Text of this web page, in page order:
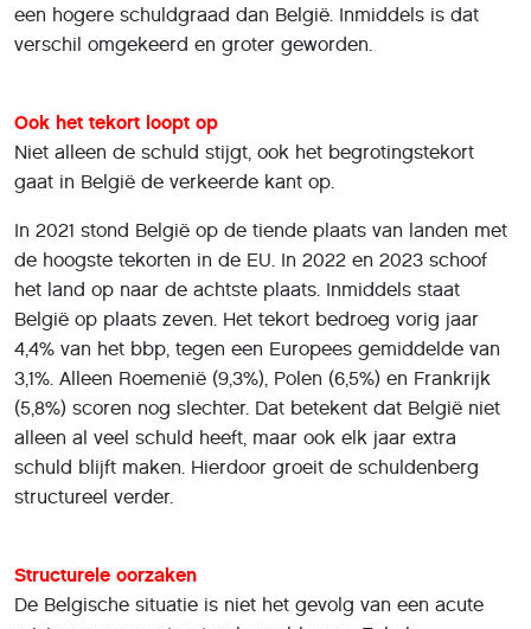
een hogere schuldgraad dan België. Inmiddels is dat
verschil omgekeerd en groter geworden.
Ook het tekort loopt op
Niet alleen de schuld stijgt, ook het begrotingstekort
gaat in België de verkeerde kant op.
In 2021 stond België op de tiende plaats van landen met
de hoogste tekorten in de EU. In 2022 en 2023 schoof
het land op naar de achtste plaats. Inmiddels staat
België op plaats zeven. Het tekort bedroeg vorig jaar
4,4% van het bbp, tegen een Europees gemiddelde van
3,1%. Alleen Roemenië (9,3%), Polen (6,5%) en Frankrijk
(5,8%) scoren nog slechter. Dat betekent dat België niet
alleen al veel schuld heeft, maar ook elk jaar extra
schuld blijft maken. Hierdoor groeit de schuldenberg
structureel verder.
Structurele oorzaken
De Belgische situatie is niet het gevolg van een acute